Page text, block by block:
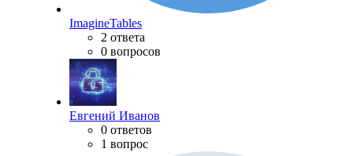
ImagineTables
2 ответа
0 вопросов
Евгений Иванов
0 ответов
1 вопрос